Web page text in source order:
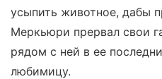
усыпить животное, дабы
Меркьюри прервал свои
рядом с ней в ее
любимицу.